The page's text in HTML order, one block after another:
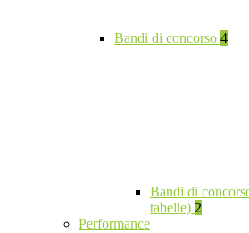
Bandi di concorso 4
Bandi di
tabelle) 2
Performance